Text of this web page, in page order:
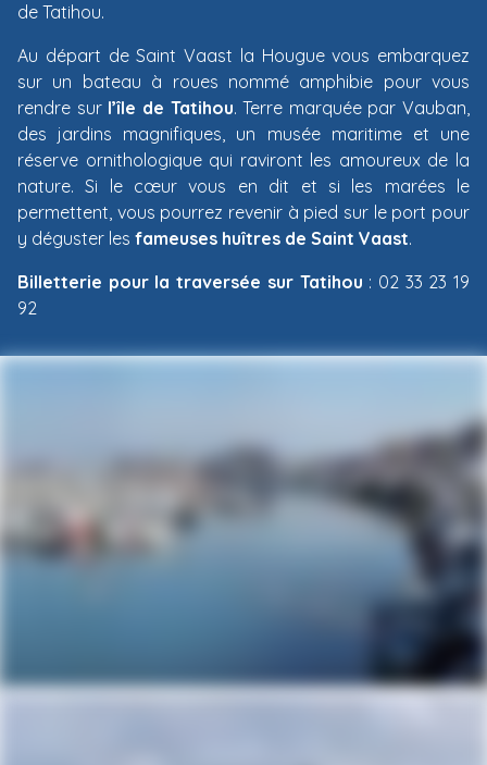
de Tatihou.
Au départ de Saint Vaast la Hougue vous embarquez
sur un bateau à roues nommé amphibie pour vous
rendre sur l’île de Tatihou. Terre marquée par Vauban,
des jardins magnifiques, un musée maritime et une
réserve ornithologique qui raviront les amoureux de la
nature. Si le cœur vous en dit et si les marées le
permettent, vous pourrez revenir à pied sur le port pour
y déguster les fameuses huîtres de Saint Vaast.
Billetterie pour la traversée sur Tatihou : 02 33 23 19
92